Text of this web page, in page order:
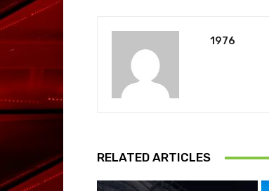
1976
RELATED ARTICLES